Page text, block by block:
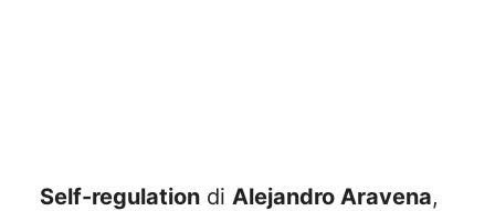
Self-regulation di Alejandro Aravena,